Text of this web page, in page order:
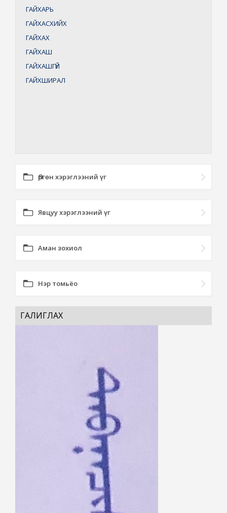
ГАЙХАРЬ
ГАЙХАСХИЙХ
ГАЙХАХ
ГАЙХАШ
ГАЙХАШГҮЙ
ГАЙХШИРАЛ
Өргөн хэрэглээний үг
Явцуу хэрэглээний үг
Аман зохиол
Нэр томьёо
ГАЛИГЛАХ